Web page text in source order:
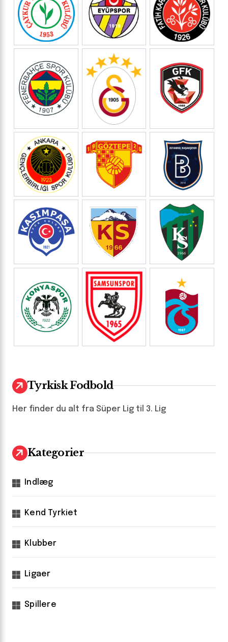
Tyrkisk Fodbold
Her finder du alt fra Süper Lig til 3. Lig
Kategorier
Indlæg
Kend Tyrkiet
Klubber
Ligaer
Spillere